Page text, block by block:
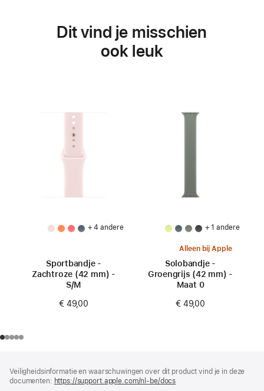
Dit vind je misschien
ook leuk
+ 4 andere
Sportbandje -
Zachtroze (42 mm) -
S/M
€ 49,00
+ 1 andere
Alleen bij Apple
Solobandje -
Groengrijs (42 mm) -
Maat 0
€ 49,00
Veiligheidsinformatie en waarschuwingen over dit product vind je in deze
documenten: https://support.apple.com/nl-be/docs